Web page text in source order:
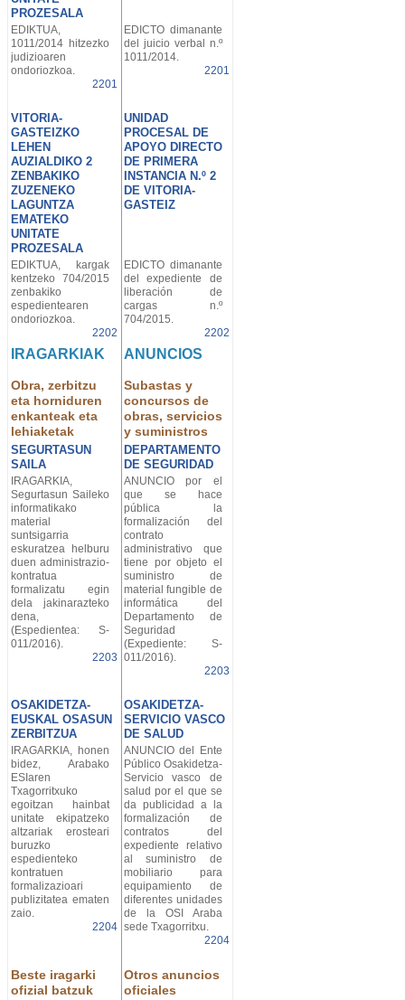
PROZESALA
EDIKTUA,
1011/2014 hitzezko
judizioaren
ondoriozkoa.
2201
EDICTO dimanante
del juicio verbal n.º
1011/2014.
2201
VITORIA-
GASTEIZKO
LEHEN
AUZIALDIKO 2
ZENBAKIKO
ZUZENEKO
LAGUNTZA
EMATEKO
UNITATE
PROZESALA
UNIDAD
PROCESAL DE
APOYO DIRECTO
DE PRIMERA
INSTANCIA N.º 2
DE VITORIA-
GASTEIZ
EDIKTUA, kargak
kentzeko 704/2015
zenbakiko
espedientearen
ondoriozkoa.
2202
EDICTO dimanante
del expediente de
liberación de
cargas n.º
704/2015.
2202
IRAGARKIAK
Obra, zerbitzu
eta horniduren
enkanteak eta
lehiaketak
SEGURTASUN
SAILA
ANUNCIOS
Subastas y
concursos de
obras, servicios
y suministros
DEPARTAMENTO
DE SEGURIDAD
IRAGARKIA,
Segurtasun Saileko
informatikako
material
suntsigarria
eskuratzea helburu
duen administrazio-
kontratua
formalizatu egin
dela jakinarazteko
dena,
(Espedientea: S-
011/2016).
2203
ANUNCIO por el
que se hace
pública la
formalización del
contrato
administrativo que
tiene por objeto el
suministro de
material fungible de
informática del
Departamento de
Seguridad
(Expediente: S-
011/2016).
2203
OSAKIDETZA-
EUSKAL OSASUN
ZERBITZUA
OSAKIDETZA-
SERVICIO VASCO
DE SALUD
IRAGARKIA, honen
bidez, Arabako
ESIaren
Txagorritxuko
egoitzan hainbat
unitate ekipatzeko
altzariak erosteari
buruzko
espedienteko
kontratuen
formalizazioari
publizitatea ematen
zaio.
2204
ANUNCIO del Ente
Público Osakidetza-
Servicio vasco de
salud por el que se
da publicidad a la
formalización de
contratos del
expediente relativo
al suministro de
mobiliario para
equipamiento de
diferentes unidades
de la OSI Araba
sede Txagorritxu.
2204
Beste iragarki
ofizial batzuk
Otros anuncios
oficiales